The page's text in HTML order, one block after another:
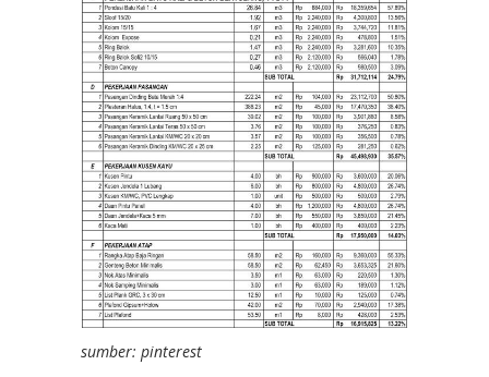
sumber: pinterest